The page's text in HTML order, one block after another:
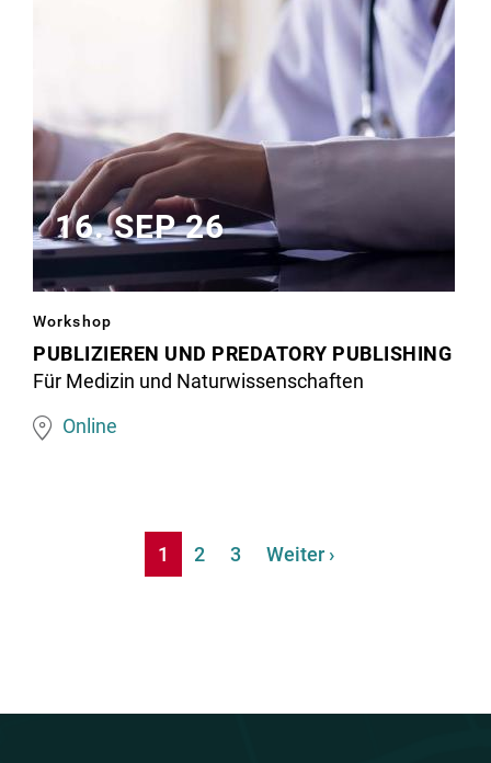
16. SEP 26
Image
matching
this
topic
Workshop
PUBLIZIEREN UND PREDATORY PUBLISHING
Für Medizin und Naturwissenschaften
Online
Seitennummerierung
Aktuelle
1 Seite
2 Seite
3
Nächste
Weiter ›